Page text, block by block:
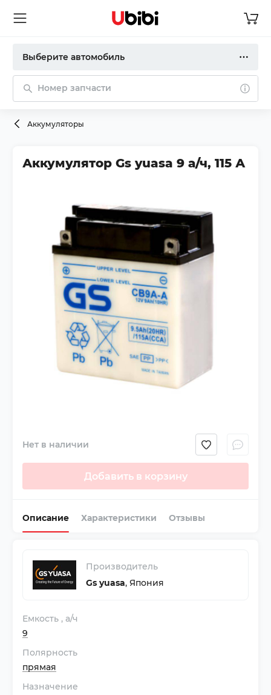
Выберите автомобиль
Номер запчасти
Аккумуляторы
Аккумулятор Gs yuasa 9 а/ч, 115 А
Нет в наличии
Добавить в корзину
Описание Характеристики Отзывы
Производитель
Gs yuasa, Япония
Емкость , а/ч
9
Полярность
прямая
Назначение